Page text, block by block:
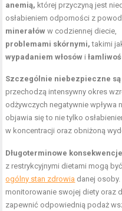
anemią, której przyczyną jest
osłabieniem odporności z
minerałów w codziennej diecie,
problemami skórnymi, takimi
wypadaniem włosów i
Szczególnie niebezpieczne
przechodzą intensywny okres
odżywczych negatywnie
objawia się to nie tylko
w koncentracji oraz obniżoną
Długoterminowe
z restrykcyjnymi dietami mogą
ogólny stan zdrowia danej
monitorowanie swojej diety oraz
zapewnić odpowiednią podaż